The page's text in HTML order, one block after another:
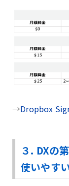
→Dropbox
３. DXの
使いやす